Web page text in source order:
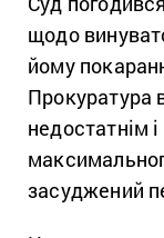
щодо
йому
Прокуратура
недостатнім
засуджений